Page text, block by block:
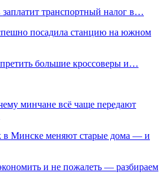
заплатит транспортный налог в…
посадила станцию на южном
большие кроссоверы и…
минчане всё чаще передают
в Минске меняют старые дома — и
и не пожалеть — разбираем